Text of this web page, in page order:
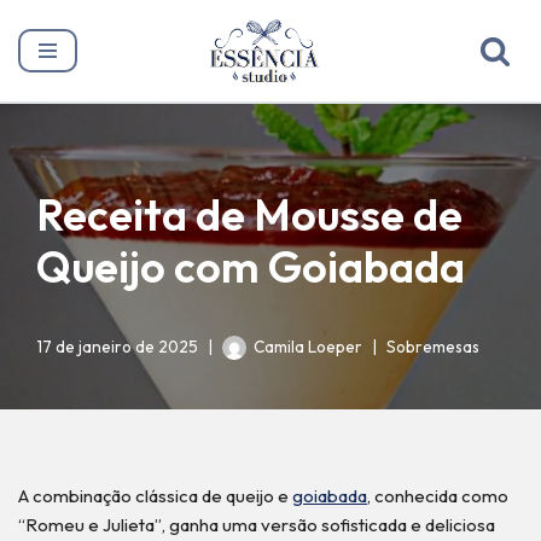
Pular
conteúdo
Receita de Mousse de
Queijo com Goiabada
17 de janeiro de 2025 Camila Loeper Sobremesas
A combinação clássica de queijo e goiabada, conhecida como
“Romeu e Julieta”, ganha uma versão sofisticada e deliciosa